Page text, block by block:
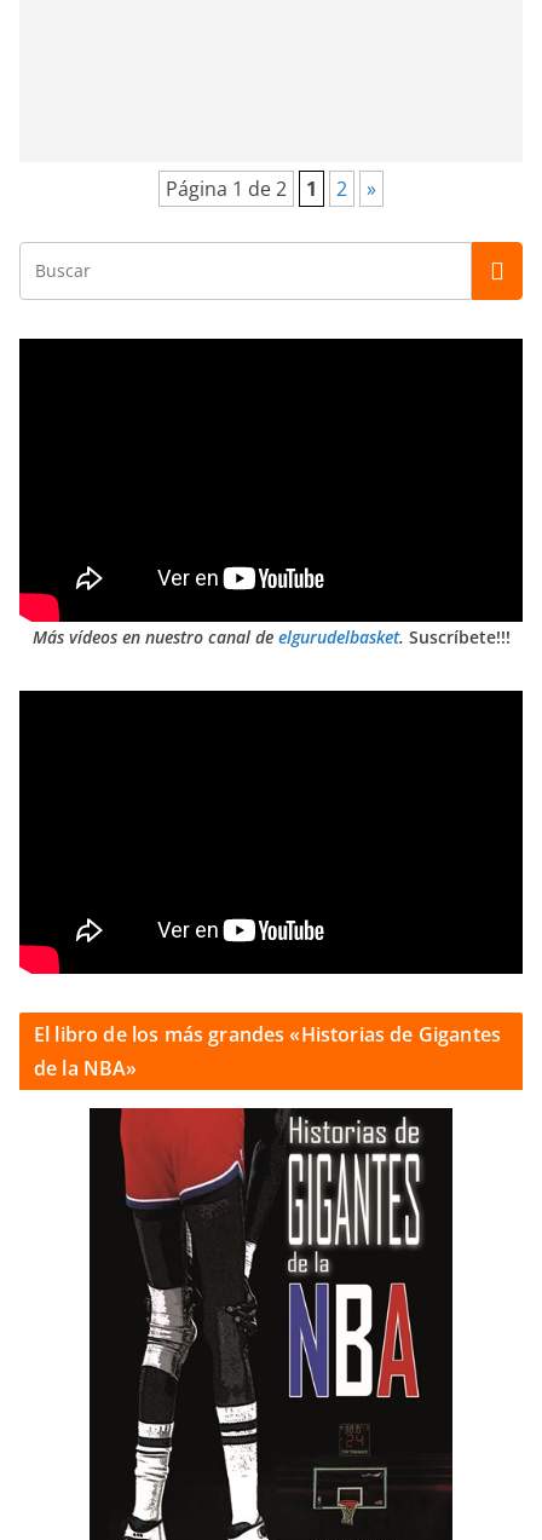
Página 1 de 2 1 2 »
Más vídeos en nuestro canal de elgurudelbasket. Suscríbete!!!
El libro de los más grandes «Historias de Gigantes
de la NBA»